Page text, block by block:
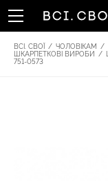
ВСІ. СВОЇ / ЧОЛОВІКАМ /
ШКАРПЕТКОВІ ВИРОБИ
/
751-0573